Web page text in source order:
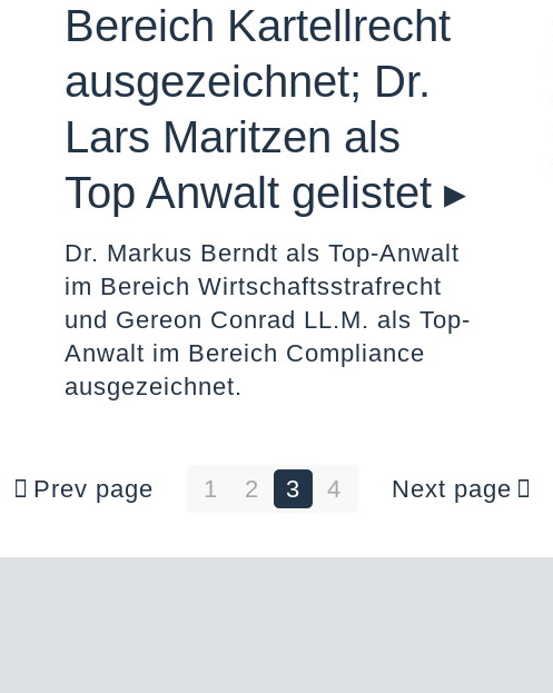
Bereich Kartellrecht
ausgezeichnet; Dr.
Lars Maritzen als
Top Anwalt gelistet ▸
Dr. Markus Berndt als Top-Anwalt
im Bereich Wirtschaftsstrafrecht
und Gereon Conrad LL.M. als Top-
Anwalt im Bereich Compliance
ausgezeichnet.
Prev page 1 2 3 4 Next page